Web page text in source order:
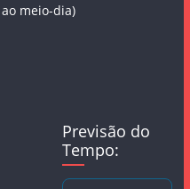
meio-dia)
Previsão do
Tempo: